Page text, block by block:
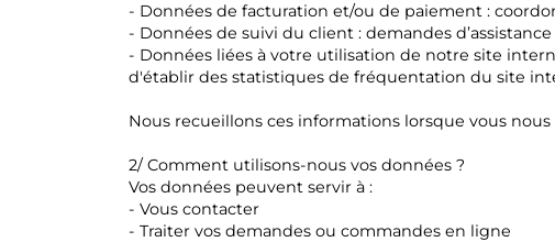
- Données de facturation et/ou de paiement :
- Données de suivi du client : demandes
- Données liées à votre utilisation de notre site
d'établir des statistiques de fréquentation du site
Nous recueillons ces informations lorsque vous
2/ Comment utilisons-nous vos données ?
Vos données peuvent servir à :
- Vous contacter
- Traiter vos demandes ou commandes en ligne